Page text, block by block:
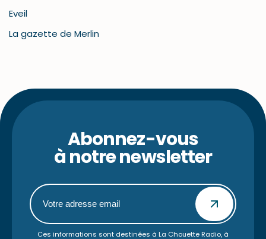
Eveil
La gazette de Merlin
Abonnez-vous
à notre newsletter
Ces informations sont destinées à La Chouette Radio, à